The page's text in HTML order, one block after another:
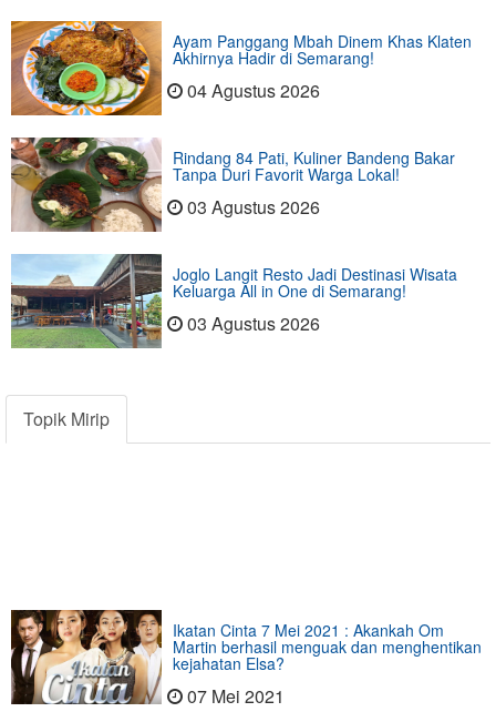
Ayam Panggang Mbah Dinem Khas Klaten
Akhirnya Hadir di Semarang!
04 Agustus 2026
Rindang 84 Pati, Kuliner Bandeng Bakar
Tanpa Duri Favorit Warga Lokal!
03 Agustus 2026
Joglo Langit Resto Jadi Destinasi Wisata
Keluarga All in One di Semarang!
03 Agustus 2026
Topik Mirip
Ikatan Cinta 7 Mei 2021 : Akankah Om
Martin berhasil menguak dan menghentikan
kejahatan Elsa?
07 Mei 2021